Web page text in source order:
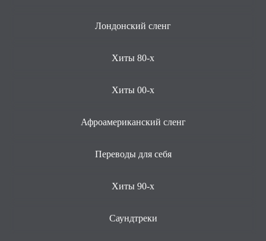
Лондонский сленг
Хиты 80-х
Хиты 00-х
Афроамериканский сленг
Переводы для себя
Хиты 90-х
Саундтреки